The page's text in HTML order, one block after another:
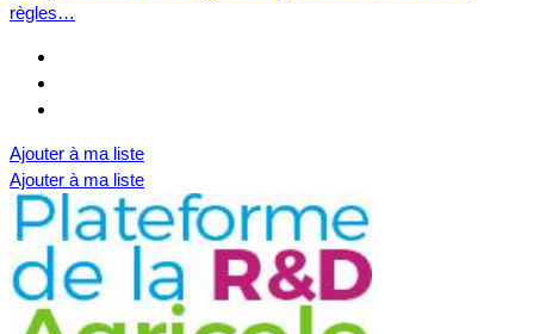
règles…
Ajouter à ma liste
Ajouter à ma liste